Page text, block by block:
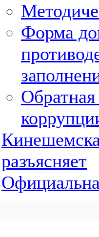
Форма
разъясняет